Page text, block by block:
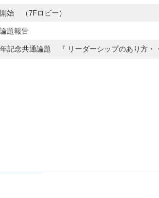
始 （7Fロビー）
題報告
記念共通論題 『 リーダーシップのあり方・